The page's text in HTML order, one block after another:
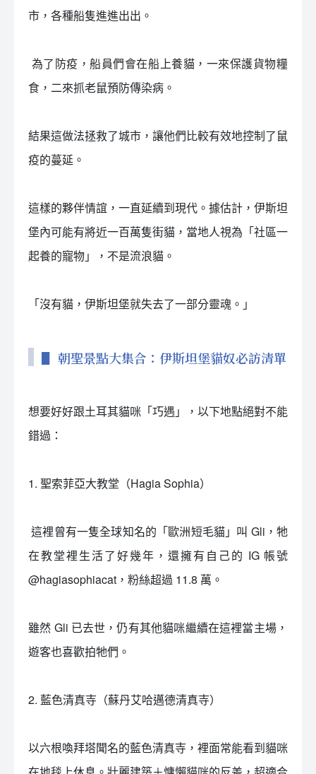
市，各種船隻進進出出。
󠀠 為了防疫，船員們會在船上養貓，一來保護貨物糧
食，二來抓老鼠預防傳染病。
結果這做法拯救了城市，讓他們比較有效地控制了鼠
疫的蔓延。
這樣的夥伴情誼，一直延續到現代。據估計，伊斯坦
堡內可能有將近一百萬隻街貓，當地人視為「社區一
起養的寵物」，不是流浪貓。
「沒有貓，伊斯坦堡就失去了一部分靈魂。」
▋ 朝聖景點大集合：伊斯坦堡貓奴必訪清單
想要好好跟土耳其貓咪「巧遇」，以下地點絕對不能
錯過：
1. 聖索菲亞大教堂（Hagia Sophia）
󠀠 這裡曾有一隻全球知名的「歐洲短毛貓」叫 Gli，牠
在教堂裡生活了好幾年，還擁有自己的 IG 帳號
@hagiasophiacat，粉絲超過 11.8 萬。
雖然 Gli 已去世，仍有其他貓咪繼續在這裡當主場，
遊客也喜歡拍牠們。
2. 藍色清真寺（蘇丹艾哈邁德清真寺）
以六根喚拜塔聞名的藍色清真寺，裡面常能看到貓咪